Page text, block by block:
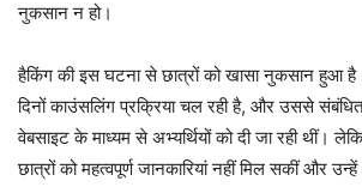
नुकसान न हो।
हैकिंग की इस घटना से छात्रों को खासा नुकसान हुआ है।
दिनों काउंसलिंग प्रक्रिया चल रही है, और उससे
वेबसाइट के माध्यम से अभ्यर्थियों को दी जा रही थीं।
छात्रों को महत्वपूर्ण जानकारियां नहीं मिल सकीं और